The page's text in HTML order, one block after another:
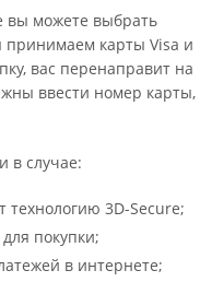
вы можете выбрать
карты Visa и
вас перенаправит на
ввести номер карты,
в случае:
технологию 3D-Secure;
покупки;
в интернете;